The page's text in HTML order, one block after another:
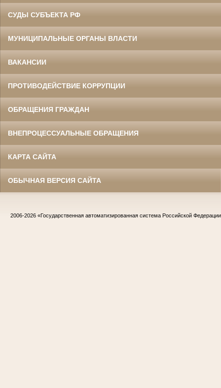
СУДЫ СУБЪЕКТА РФ
МУНИЦИПАЛЬНЫЕ ОРГАНЫ ВЛАСТИ
ВАКАНСИИ
ПРОТИВОДЕЙСТВИЕ КОРРУПЦИИ
ОБРАЩЕНИЯ ГРАЖДАН
ВНЕПРОЦЕССУАЛЬНЫЕ ОБРАЩЕНИЯ
КАРТА САЙТА
ОБЫЧНАЯ ВЕРСИЯ САЙТА
2006-2026 «Государственная автоматизированная система Российской